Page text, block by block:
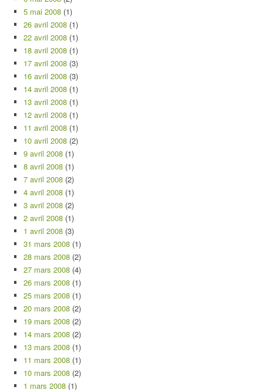
5 mai 2008 (1)
26 avril 2008 (1)
22 avril 2008 (1)
18 avril 2008 (1)
17 avril 2008 (3)
16 avril 2008 (3)
14 avril 2008 (1)
13 avril 2008 (1)
12 avril 2008 (1)
11 avril 2008 (1)
10 avril 2008 (2)
9 avril 2008 (1)
8 avril 2008 (1)
7 avril 2008 (2)
4 avril 2008 (1)
3 avril 2008 (2)
2 avril 2008 (1)
1 avril 2008 (3)
31 mars 2008 (1)
28 mars 2008 (2)
27 mars 2008 (4)
26 mars 2008 (1)
25 mars 2008 (1)
20 mars 2008 (2)
19 mars 2008 (2)
14 mars 2008 (2)
13 mars 2008 (1)
11 mars 2008 (1)
10 mars 2008 (2)
1 mars 2008 (1)